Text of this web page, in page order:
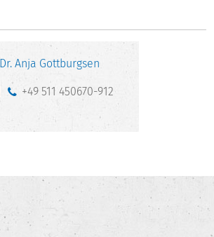
Dr. Anja Gottburgsen
+49 511 450670-912